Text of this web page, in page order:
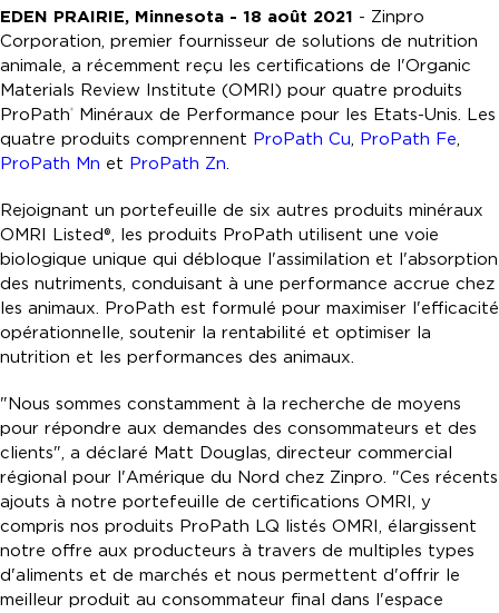
EDEN PRAIRIE, Minnesota - 18 août 2021 - Zinpro
Corporation, premier fournisseur de solutions de nutrition
animale, a récemment reçu les certifications de l'Organic
Materials Review Institute (OMRI) pour quatre produits
ProPath®
Minéraux de Performance pour les Etats-Unis. Les
quatre produits comprennent ProPath Cu, ProPath Fe,
ProPath Mn et ProPath Zn.
Rejoignant un portefeuille de six autres produits minéraux
OMRI Listed®, les produits ProPath utilisent une voie
biologique unique qui débloque l'assimilation et l'absorption
des nutriments, conduisant à une performance accrue chez
les animaux. ProPath est formulé pour maximiser l'efficacité
opérationnelle, soutenir la rentabilité et optimiser la
nutrition et les performances des animaux.
"Nous sommes constamment à la recherche de moyens
pour répondre aux demandes des consommateurs et des
clients", a déclaré Matt Douglas, directeur commercial
régional pour l'Amérique du Nord chez Zinpro. "Ces récents
ajouts à notre portefeuille de certifications OMRI, y
compris nos produits ProPath LQ listés OMRI, élargissent
notre offre aux producteurs à travers de multiples types
d'aliments et de marchés et nous permettent d'offrir le
meilleur produit au consommateur final dans l'espace